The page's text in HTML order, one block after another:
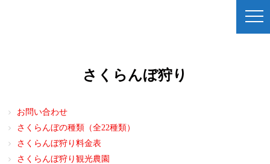
さくらんぼ狩り
お問い合わせ
さくらんぼの種類（全22種類）
さくらんぼ狩り料金表
さくらんぼ狩り観光農園